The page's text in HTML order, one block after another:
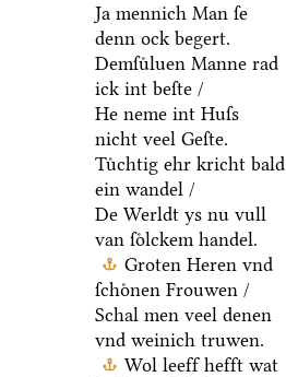
Ja mennich Man ſe
denn ock begert.
Demſuͤluen Manne rad
ick int beſte /
He neme int Huſs
nicht veel Geſte.
Tuͤchtig ehr kricht bald
ein wandel /
De Werldt ys nu vull
van ſoͤlckem handel.
Groten Heren vnd
ſchoͤnen Frouwen /
Schal men veel denen
vnd weinich truwen.
Wol leeff hefft wat